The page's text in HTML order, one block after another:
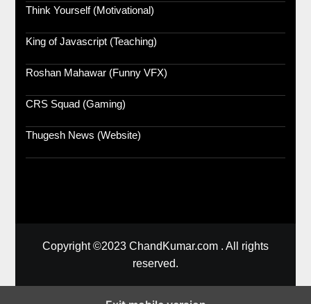
Think Yourself (Motivational)
King of Javascript (Teaching)
Roshan Mahawar (Funny VFX)
CRS Squad (Gaming)
Thugesh News (Website)
Copyright ©2023 ChandKumar.com . All rights
reserved.